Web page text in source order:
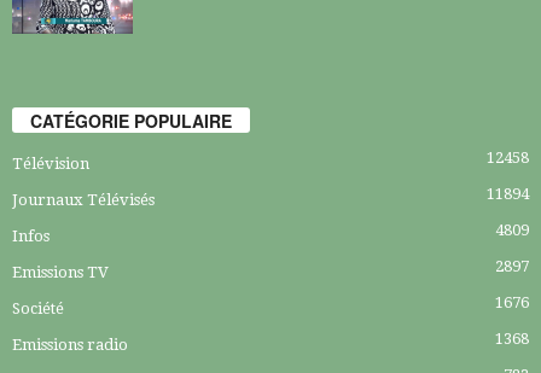
CATÉGORIE POPULAIRE
Télévision 12458
Journaux Télévisés 11894
Infos 4809
Emissions TV 2897
Société 1676
Emissions radio 1368